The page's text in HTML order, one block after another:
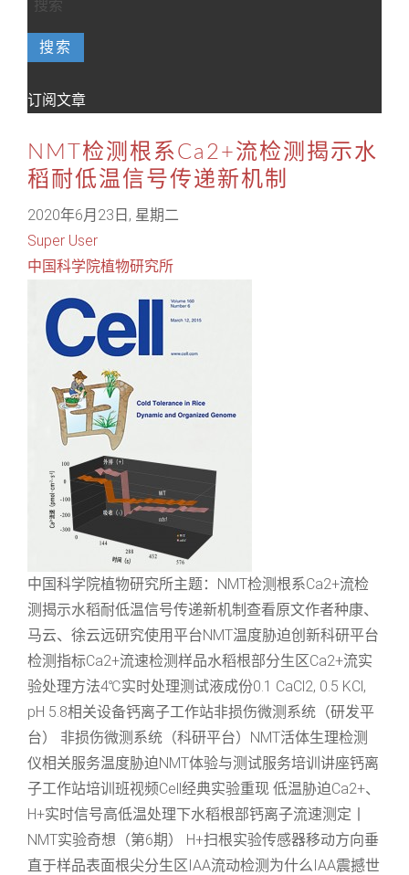
搜索
订阅文章
NMT检测根系Ca2+流检测揭示水
稻耐低温信号传递新机制
2020年6月23日, 星期二
Super User
中国科学院植物研究所
中国科学院植物研究所主题：NMT检测根系Ca2+流检
测揭示水稻耐低温信号传递新机制查看原文作者种康、
马云、徐云远研究使用平台NMT温度胁迫创新科研平台
检测指标Ca2+流速检测样品水稻根部分生区Ca2+流实
验处理方法4℃实时处理测试液成份0.1 CaCl2, 0.5 KCl,
pH 5.8相关设备钙离子工作站非损伤微测系统（研发平
台） 非损伤微测系统（科研平台）NMT活体生理检测
仪相关服务温度胁迫NMT体验与测试服务培训讲座钙离
子工作站培训班视频Cell经典实验重现 低温胁迫Ca2+、
H+实时信号高低温处理下水稻根部钙离子流速测定丨
NMT实验奇想（第6期） H+扫根实验传感器移动方向垂
直于样品表面根尖分生区IAA流动检测为什么IAA震撼世